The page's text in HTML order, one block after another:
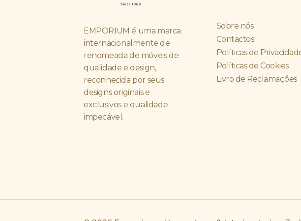
EMPORIUM é uma marca
internacionalmente de
renomeada de móveis de
qualidade e design,
reconhecida por seus
designs originais e
exclusivos e qualidade
impecável.
Sobre nós
Contactos
Políticas de
Políticas de Cookies
Livro de Reclamações